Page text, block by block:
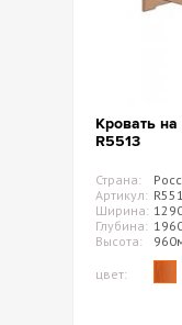
Кровать
R5513
Страна:
Артикул:
Ширина:
Глубина:
Высота:
цвет: